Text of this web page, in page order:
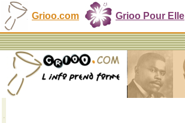
Grioo.com Grioo Pour Elle